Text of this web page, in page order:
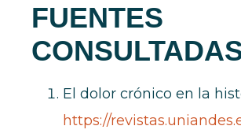
FUENTES
El dolor crónico en la
https://